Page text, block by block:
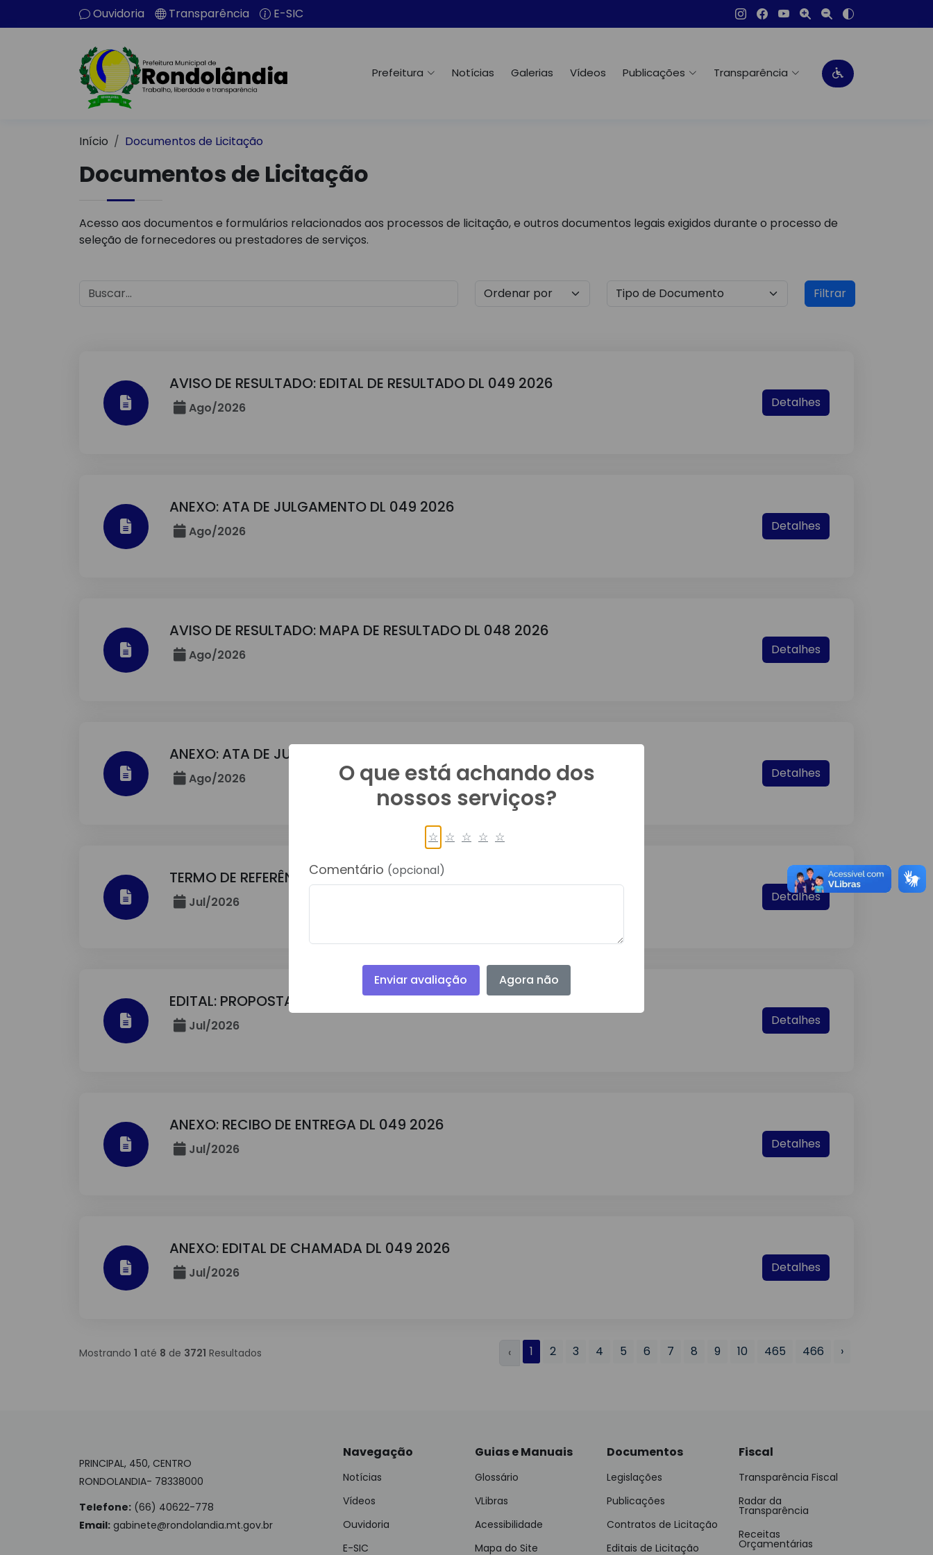
Ouvidoria Transparência E-SIC
Prefeitura Notícias Galerias Vídeos Publicações Transparência
Início Documentos de Licitação
Documentos de Licitação
Acesso aos documentos e formulários relacionados aos processos de licitação, e outros documentos legais exigidos durante o processo de
seleção de fornecedores ou prestadores de serviços.
Filtrar
AVISO DE RESULTADO: EDITAL DE RESULTADO DL 049 2026
Ago/2026 Detalhes
ANEXO: ATA DE JULGAMENTO DL 049 2026
Ago/2026 Detalhes
AVISO DE RESULTADO: MAPA DE RESULTADO DL 048 2026
Ago/2026 Detalhes
ANEXO: ATA DE JULGAMENTO DL 048 2026
Ago/2026 Detalhes
TERMO DE REFERÊNCIA: TERMO DE REFERENCIA DL 049 2026
Jul/2026 Detalhes
EDITAL: PROPOSTA DE PREÇO DL 049 2026
Jul/2026 Detalhes
ANEXO: RECIBO DE ENTREGA DL 049 2026
Jul/2026 Detalhes
ANEXO: EDITAL DE CHAMADA DL 049 2026
Jul/2026 Detalhes
Mostrando 1 até 8 de 3721 Resultados ‹ 1 2 3 4 5 6 7 8 9 10 465 466 ›
PRINCIPAL, 450, CENTRO
RONDOLANDIA- 78338000
Telefone: (66) 40622-778
Email: gabinete@rondolandia.mt.gov.br
Navegação
Notícias
Vídeos
Ouvidoria
E-SIC
Guias e Manuais
Glossário
VLibras
Acessibilidade
Mapa do Site
Documentos
Legislações
Publicações
Contratos de Licitação
Editais de Licitação
Fiscal
Transparência Fiscal
Radar da
Transparência
Receitas
Orçamentárias
O que está achando dos
nossos serviços?
☆ ☆ ☆ ☆ ☆
Comentário (opcional)
Enviar avaliação Agora não